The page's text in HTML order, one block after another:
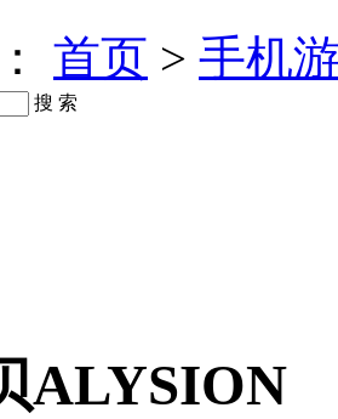
首页 > 手机
搜 索
ALYSION